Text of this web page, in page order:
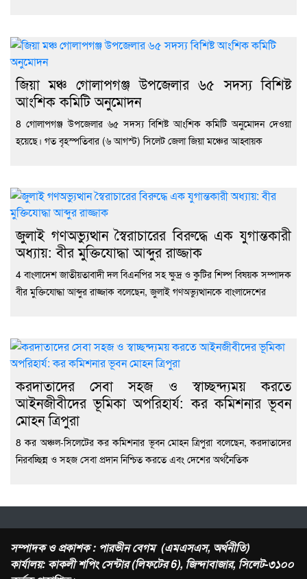
জিয়া মঞ্চ গোলাপগঞ্জ উপজেলার ৬৫ সদস্য বিশিষ্ট
আংশিক কমিটি অনুমোদন
8 গোলাপগঞ্জ উপজেলার ৬৫ সদস্য বিশিষ্ট আংশিক কমিটি অনুমোদন দেওয়া
হয়েছে। গত বৃহস্পতিবার (৬ আগস্ট) সিলেট জেলা জিয়া মঞ্চের আহ্বায়ক
জুলাই গণঅভ্যুত্থান স্বৈরাচারের বিরুদ্ধে এক যুগান্তকারী
অধ্যায়: বীর মুক্তিযোদ্ধা আব্দুর রাজ্জাক
4 বাংলাদেশ জাতীয়তাবাদী দল বিএনপির সহ ক্ষুদ্র ও কুটির শিল্প বিষয়ক সম্পাদক
বীর মুক্তিযোদ্ধা আব্দুর রাজ্জাক বলেছেন, জুলাই গণঅভ্যুত্থানকে বাংলাদেশের
করদাতাদের সেবা সহজ ও স্বাচ্ছন্দ্যময় করতে
আইনজীবীদের ভূমিকা অপরিহার্য: কর কমিশনার ভূবন
মোহন ত্রিপুরা
8 কর অঞ্চল-সিলেটের কর কমিশনার ভূবন মোহন ত্রিপুরা বলেছেন, করদাতাদের
নিরবচ্ছিন্ন ও সহজ সেবা প্রদান নিশ্চিত করতে এবং দেশের অর্থনৈতিক
সম্পাদক ও প্রকাশক : পারভীন বেগম (এমএসএস, অর্থনীতি)
কার্যালয়: কাকলী শপিং সেন্টার (লিফটের 6), জিন্দাবাজার, সিলেট-৩১০০